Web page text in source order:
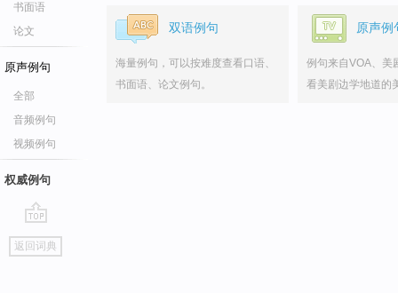
书面语
论文
原声例句
全部
音频例句
视频例句
权威例句
go
top
返回词典
双语例句
海量例句，可以按难度查看口语、
书面语、论文例句。
原声例
例句来自VOA、美
看美剧边学地道的